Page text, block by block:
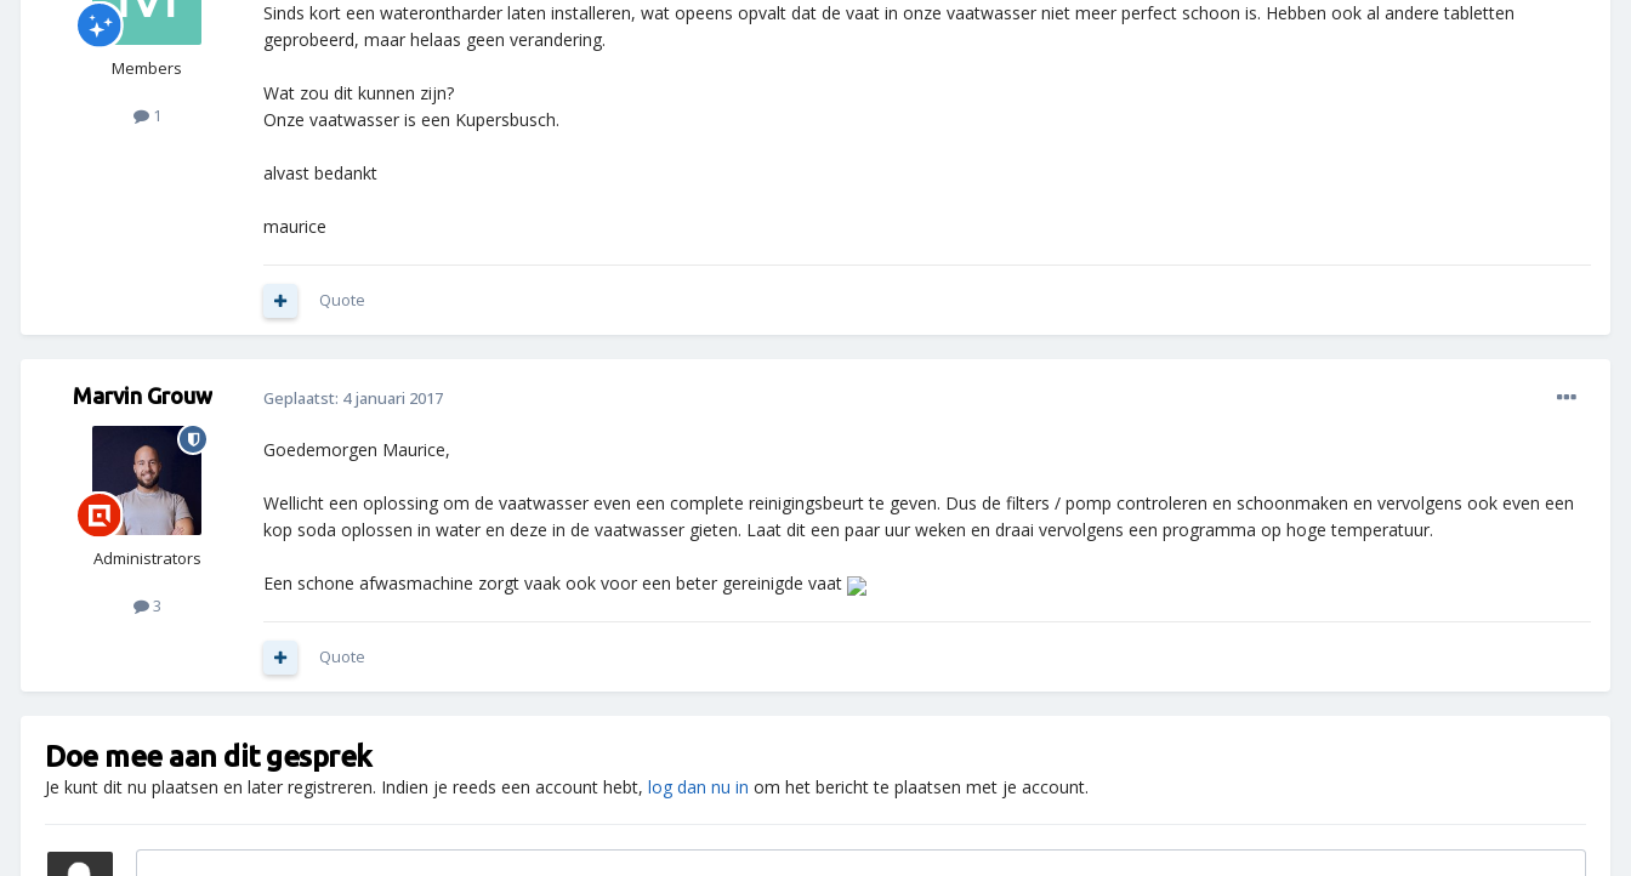
Members
1
Sinds kort een waterontharder laten installeren, wat opeens opvalt dat de vaat in onze vaatwasser niet meer perfect schoon is. Hebben ook al andere tabletten
geprobeerd, maar helaas geen verandering.
Wat zou dit kunnen zijn?
Onze vaatwasser is een Kupersbusch.
alvast bedankt
maurice
Quote
Marvin Grouw
Administrators
3
Geplaatst: 4 januari 2017
Goedemorgen Maurice,
Wellicht een oplossing om de vaatwasser even een complete reinigingsbeurt te geven. Dus de filters / pomp controleren en schoonmaken en vervolgens ook even een
kop soda oplossen in water en deze in de vaatwasser gieten. Laat dit een paar uur weken en draai vervolgens een programma op hoge temperatuur.
Een schone afwasmachine zorgt vaak ook voor een beter gereinigde vaat
Quote
Doe mee aan dit gesprek
Je kunt dit nu plaatsen en later registreren. Indien je reeds een account hebt, log dan nu in om het bericht te plaatsen met je account.